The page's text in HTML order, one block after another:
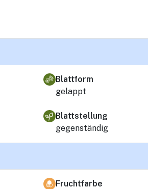
Blattform
gelappt
Blattstellung
gegenständig
Fruchtfarbe